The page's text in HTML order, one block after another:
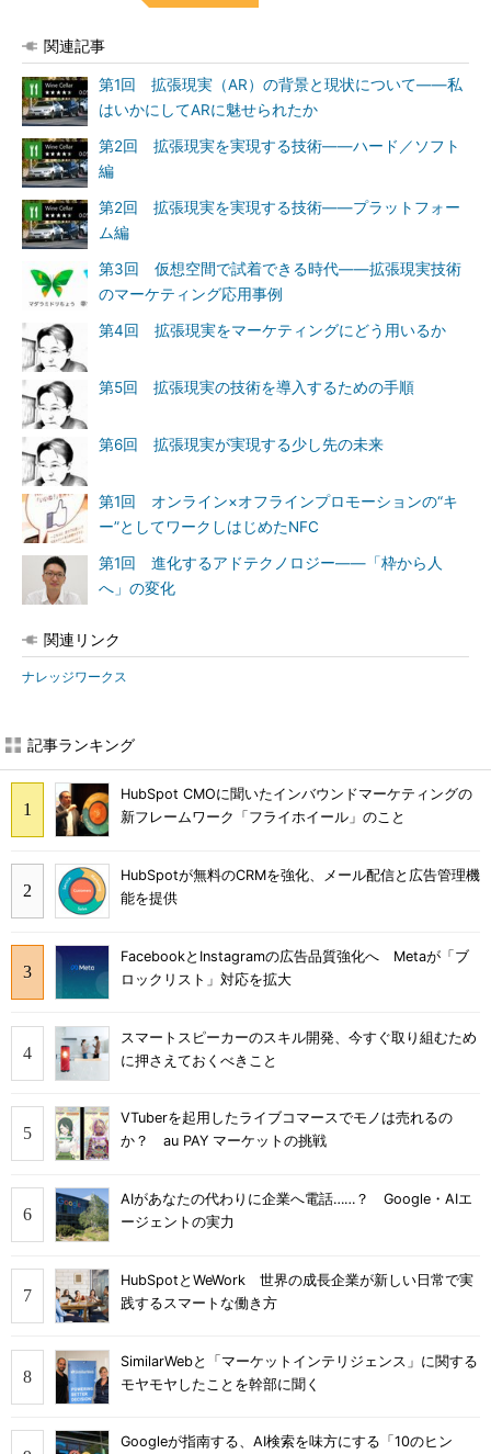
関連記事
第1回 拡張現実（AR）の背景と現状について――私
はいかにしてARに魅せられたか
第2回 拡張現実を実現する技術――ハード／ソフト
編
第2回 拡張現実を実現する技術――プラットフォー
ム編
第3回 仮想空間で試着できる時代――拡張現実技術
のマーケティング応用事例
第4回 拡張現実をマーケティングにどう用いるか
第5回 拡張現実の技術を導入するための手順
第6回 拡張現実が実現する少し先の未来
第1回 オンライン×オフラインプロモーションの“キ
ー”としてワークしはじめたNFC
第1回 進化するアドテクノロジー――「枠から人
へ」の変化
関連リンク
ナレッジワークス
記事ランキング
HubSpot CMOに聞いたインバウンドマーケティングの
新フレームワーク「フライホイール」のこと
HubSpotが無料のCRMを強化、メール配信と広告管理機
能を提供
FacebookとInstagramの広告品質強化へ Metaが「ブ
ロックリスト」対応を拡大
スマートスピーカーのスキル開発、今すぐ取り組むため
に押さえておくべきこと
VTuberを起用したライブコマースでモノは売れるの
か？ au PAY マーケットの挑戦
AIがあなたの代わりに企業へ電話……？ Google・AIエ
ージェントの実力
HubSpotとWeWork 世界の成長企業が新しい日常で実
践するスマートな働き方
SimilarWebと「マーケットインテリジェンス」に関する
モヤモヤしたことを幹部に聞く
Googleが指南する、AI検索を味方にする「10のヒン